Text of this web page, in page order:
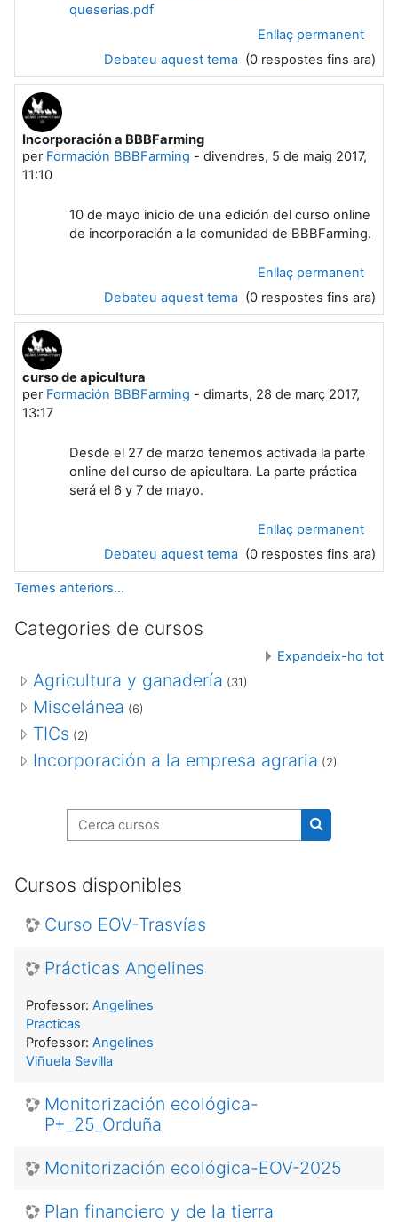
queserias.pdf
Enllaç permanent
Debateu aquest tema (0 respostes fins ara)
Incorporación a BBBFarming
per Formación BBBFarming - divendres, 5 de maig 2017,
11:10
10 de mayo inicio de una edición del curso online
de incorporación a la comunidad de BBBFarming.
Enllaç permanent
Debateu aquest tema (0 respostes fins ara)
curso de apicultura
per Formación BBBFarming - dimarts, 28 de març 2017,
13:17
Desde el 27 de marzo tenemos activada la parte
online del curso de apicultara. La parte práctica
será el 6 y 7 de mayo.
Enllaç permanent
Debateu aquest tema (0 respostes fins ara)
Temes anteriors...
Categories de cursos
Expandeix-ho tot
Agricultura y ganadería (31)
Miscelánea (6)
TICs (2)
Incorporación a la empresa agraria (2)
Cerca cursos
Cerca cursos
Cursos disponibles
Curso EOV-Trasvías
Prácticas Angelines
Professor: Angelines
Practicas
Professor: Angelines
Viñuela Sevilla
Monitorización ecológica-
P+_25_Orduña
Monitorización ecológica-EOV-2025
Plan financiero y de la tierra